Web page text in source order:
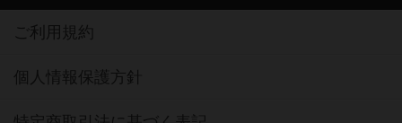
ご利用規約
個人情報保護方針